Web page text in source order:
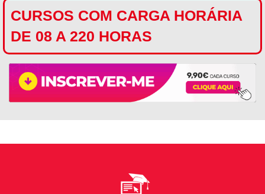
CURSOS COM CARGA HORÁRIA
DE 08 A 220 HORAS